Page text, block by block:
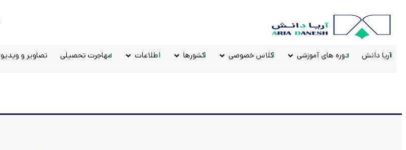
آریا دانش دوره های آموزشی کلاس خصوصی کشورها اطلاعات مهاجرت تحصیلی تصاویر و ویدیو